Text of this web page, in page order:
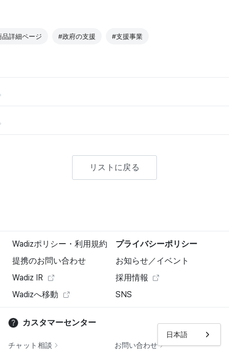
日本語
品詳細ページ #政府の支援 #支援事業
リストに戻る
Wadizポリシー・利用規約
プライバシーポリシー
提携のお問い合わせ
お知らせ／イベント
Wadiz IR
採用情報
Wadizへ移動
SNS
カスタマーセンター
チャット相談 お問い合わせ